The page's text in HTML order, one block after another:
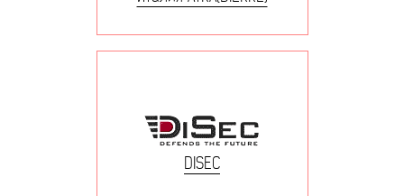
DISEC